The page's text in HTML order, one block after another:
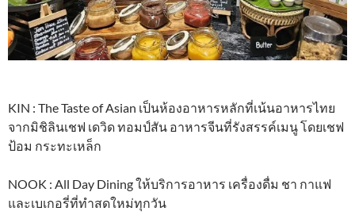
KIN : The Taste of Asian เป็นห้องอาหารหลักที่เน้นอาหารไทย
จากมิชิลินเชฟ เดวิด ทอมป์สัน อาหารจีนที่รังสรรค์เมนู โดยเชฟ
ป้อม กระทะเหล็ก
NOOK : All Day Dining ให้บริการอาหาร เครื่องดื่ม ชา กาแฟ
และเบเกอรี่ที่ทำสดใหม่ทุกวัน